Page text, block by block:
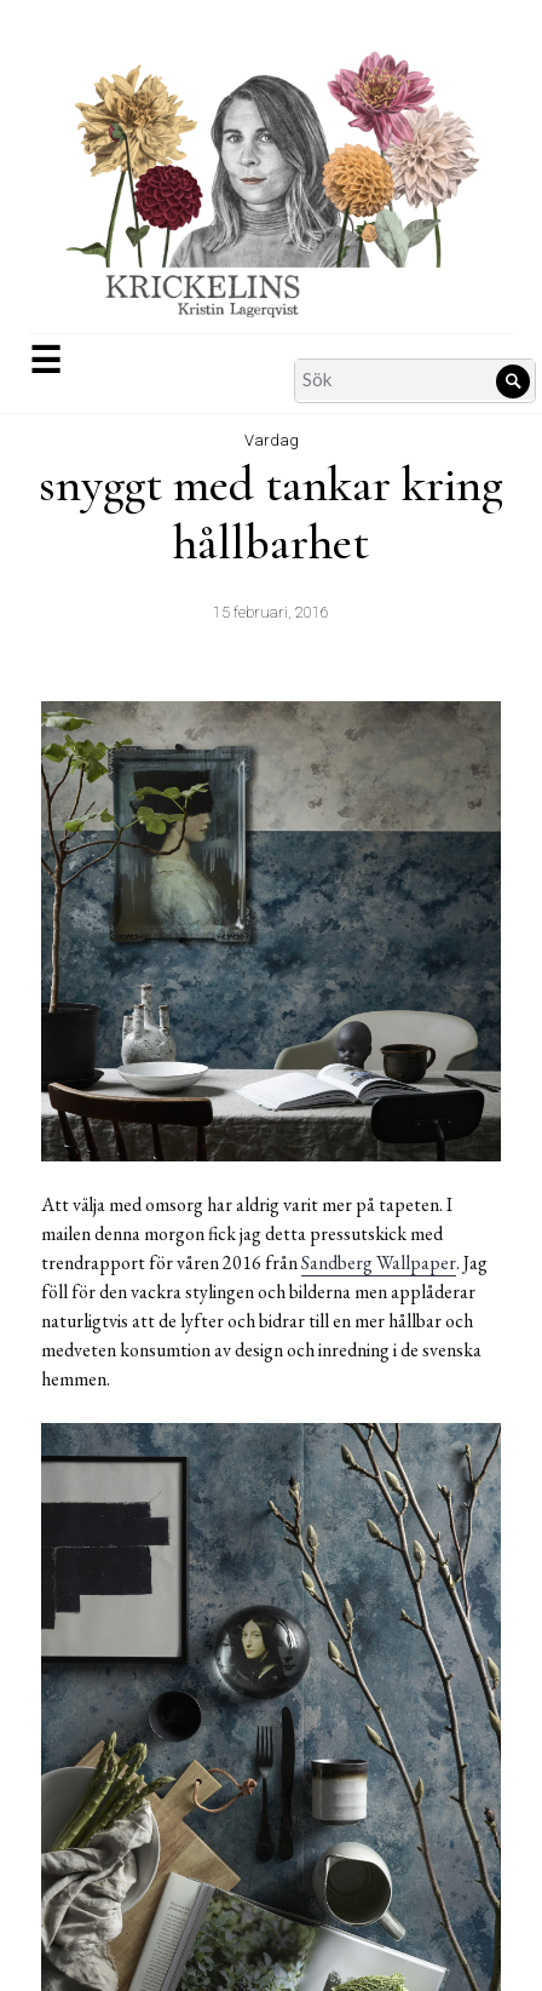
☰
Search
for:
Vardag
snyggt med tankar kring
hållbarhet
15 februari, 2016
Att välja med omsorg har aldrig varit mer på tapeten. I
mailen denna morgon fick jag detta pressutskick med
trendrapport för våren 2016 frånSandberg Wallpaper. Jag
föll för den vackra stylingen och bilderna men applåderar
naturligtvis att de lyfter och bidrar till en mer hållbar och
medveten konsumtion av design och inredning i de svenska
hemmen.